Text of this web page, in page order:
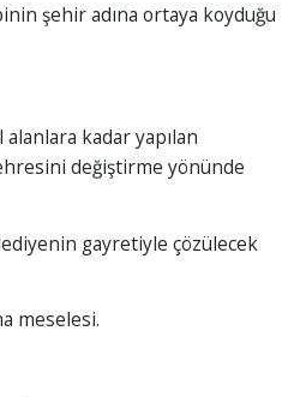
şehir adına ortaya koyduğu
kadar yapılan
değiştirme yönünde
gayretiyle çözülecek
meselesi.